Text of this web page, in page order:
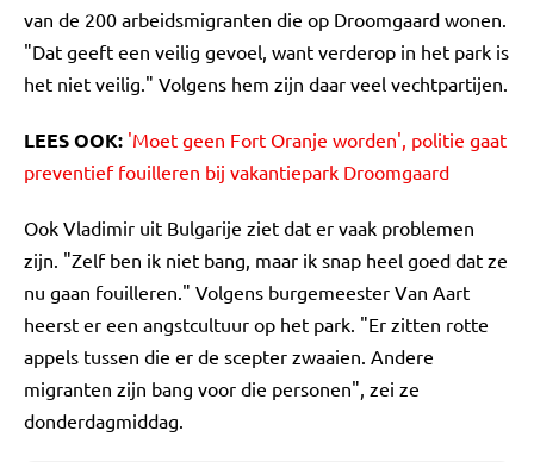
van de 200 arbeidsmigranten die op Droomgaard wonen.
"Dat geeft een veilig gevoel, want verderop in het park is
het niet veilig." Volgens hem zijn daar veel vechtpartijen.
LEES OOK: 'Moet geen Fort Oranje worden', politie gaat
preventief fouilleren bij vakantiepark Droomgaard
Ook Vladimir uit Bulgarije ziet dat er vaak problemen
zijn. "Zelf ben ik niet bang, maar ik snap heel goed dat ze
nu gaan fouilleren." Volgens burgemeester Van Aart
heerst er een angstcultuur op het park. "Er zitten rotte
appels tussen die er de scepter zwaaien. Andere
migranten zijn bang voor die personen", zei ze
donderdagmiddag.